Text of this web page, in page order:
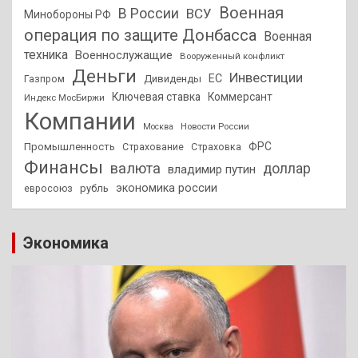
Минобороны РФ В России ВСУ Военная
операция по защите Донбасса Военная
техника Военнослужащие Вооруженный конфликт
Газпром Деньги Дивиденды ЕС Инвестиции
Индекс МосБиржи Ключевая ставка Коммерсант
Компании Москва Новости России
Промышленность Страхование Страховка ФРС
Финансы валюта владимир путин доллар
евросоюз рубль экономика россии
Экономика